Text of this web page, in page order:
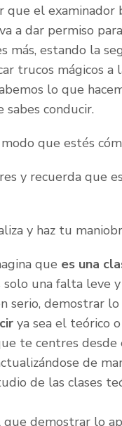
que el
a dar permiso
más, estando la
trucos mágicos
lo que
conducir.
que estés
y recuerda que
y haz tu
que es una
solo una falta leve
serio, demostrar
ya sea el teórico
te centres
de
de las clases
demostrar lo